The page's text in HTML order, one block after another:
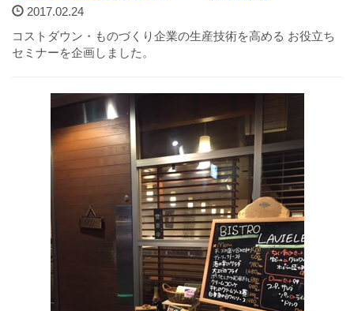
2017.02.24
コストダウン・ものづくり企業の生産技術を高める お役立ち
セミナーを企画しました。